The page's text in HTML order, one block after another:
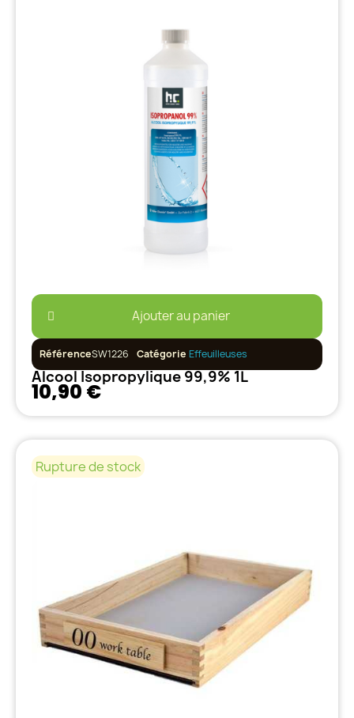
Ajouter au panier
RéférenceSW1226 Catégorie Effeuilleuses
Alcool Isopropylique 99,9% 1L
10,90 €
Rupture de stock